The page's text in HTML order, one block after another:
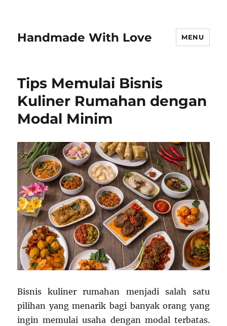
Handmade With Love MENU
Tips Memulai Bisnis
Kuliner Rumahan dengan
Modal Minim
Bisnis kuliner rumahan menjadi salah satu
pilihan yang menarik bagi banyak orang yang
ingin memulai usaha dengan modal terbatas.